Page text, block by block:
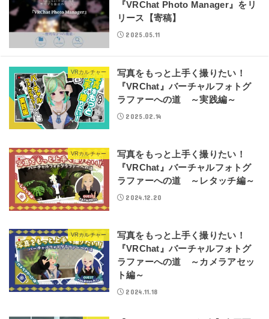
『VRChat Photo Manager』をリ
リース【寄稿】
2025.05.11
VRカルチャー
写真をもっと上手く撮りたい！
『VRChat』バーチャルフォトグ
ラファーへの道 ～実践編～
2025.02.14
VRカルチャー
写真をもっと上手く撮りたい！
『VRChat』バーチャルフォトグ
ラファーへの道 ～レタッチ編～
2024.12.20
VRカルチャー
写真をもっと上手く撮りたい！
『VRChat』バーチャルフォトグ
ラファーへの道 ～カメラアセッ
ト編～
2024.11.18